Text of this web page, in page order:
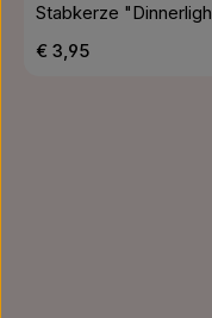
Stabkerze
Regulärer Preis:
€ 3,95